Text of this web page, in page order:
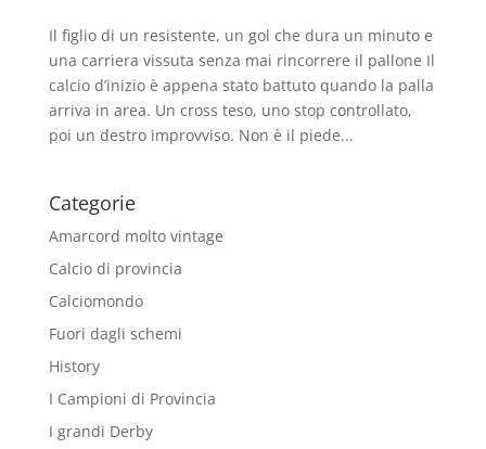
Il figlio di un resistente, un gol che dura un minuto e
una carriera vissuta senza mai rincorrere il pallone Il
calcio d’inizio è appena stato battuto quando la palla
arriva in area. Un cross teso, uno stop controllato,
poi un destro improvviso. Non è il piede...
Categorie
Amarcord molto vintage
Calcio di provincia
Calciomondo
Fuori dagli schemi
History
I Campioni di Provincia
I grandi Derby